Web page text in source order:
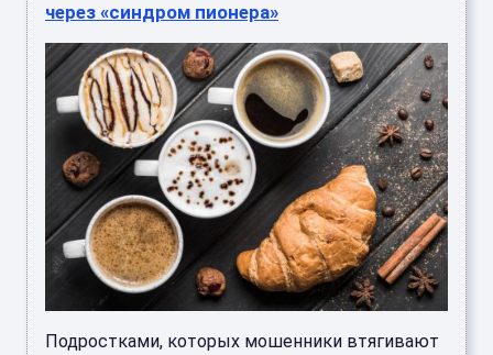
через «синдром пионера»
Подростками, которых мошенники втягивают